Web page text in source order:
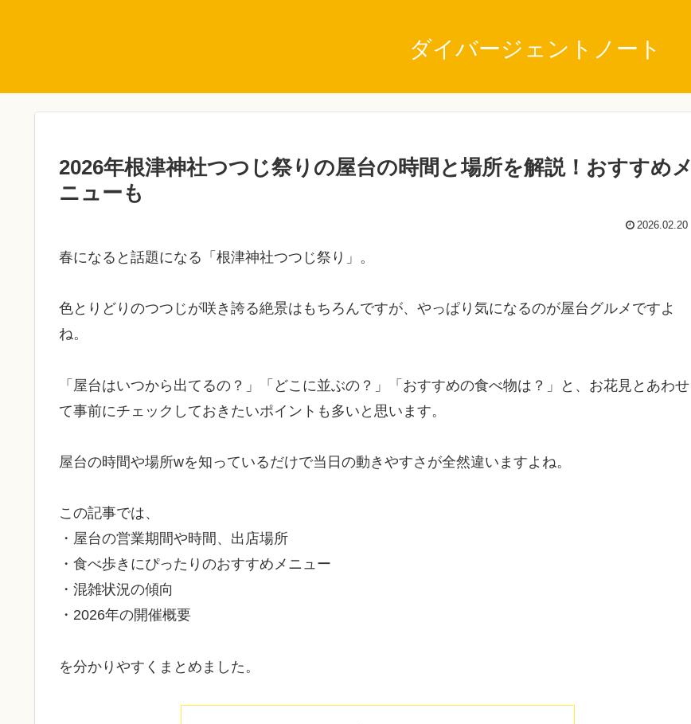
ダイバージェントノート
2026年根津神社つつじ祭りの屋台の時間と場所を解説！おすすめメ
ニューも
2026.02.20
春になると話題になる「根津神社つつじ祭り」。
色とりどりのつつじが咲き誇る絶景はもちろんですが、やっぱり気になるのが屋台グルメですよ
ね。
「屋台はいつから出てるの？」「どこに並ぶの？」「おすすめの食べ物は？」と、お花見とあわせ
て事前にチェックしておきたいポイントも多いと思います。
屋台の時間や場所wを知っているだけで当日の動きやすさが全然違いますよね。
この記事では、
・屋台の営業期間や時間、出店場所
・食べ歩きにぴったりのおすすめメニュー
・混雑状況の傾向
・2026年の開催概要
を分かりやすくまとめました。